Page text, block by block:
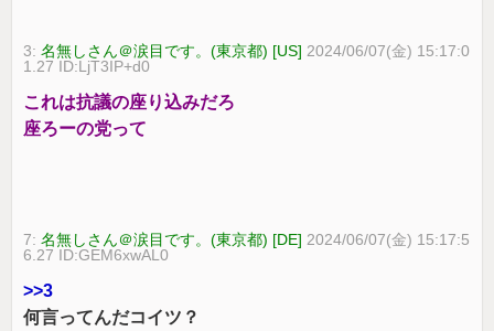
3:名無しさん＠涙目です。(東京都) [US] 2024/06/07(金) 15:17:0
1.27 ID:LjT3IP+d0
これは抗議の座り込みだろ
座ろーの党って
7:名無しさん＠涙目です。(東京都) [DE] 2024/06/07(金) 15:17:5
6.27 ID:GEM6xwAL0
>>3
何言ってんだコイツ？